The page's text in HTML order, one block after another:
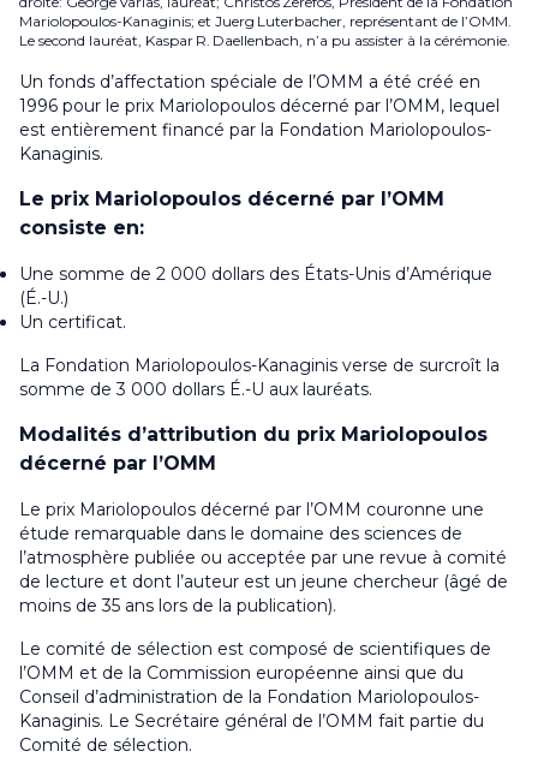
Mariolopoulos-Kanaginis; et Juerg Luterbacher, représentant de l’OMM.
Le second lauréat, Kaspar R. Daellenbach, n’a pu assister à la cérémonie.
Un fonds d’affectation spéciale de l’OMM a été créé en
1996 pour le prix Mariolopoulos décerné par l’OMM, lequel
est entièrement financé par la Fondation Mariolopoulos-
Kanaginis.
Le prix Mariolopoulos décerné par l’OMM
consiste en:
Une somme de 2 000 dollars des États-Unis d’Amérique
(É.-U.)
Un certificat.
La Fondation Mariolopoulos-Kanaginis verse de surcroît la
somme de 3 000 dollars É.-U aux lauréats.
Modalités d’attribution du prix Mariolopoulos
décerné par l’OMM
Le prix Mariolopoulos décerné par l’OMM couronne une
étude remarquable dans le domaine des sciences de
l’atmosphère publiée ou acceptée par une revue à comité
de lecture et dont l’auteur est un jeune chercheur (âgé de
moins de 35 ans lors de la publication).
Le comité de sélection est composé de scientifiques de
l’OMM et de la Commission européenne ainsi que du
Conseil d’administration de la Fondation Mariolopoulos-
Kanaginis. Le Secrétaire général de l’OMM fait partie du
Comité de sélection.